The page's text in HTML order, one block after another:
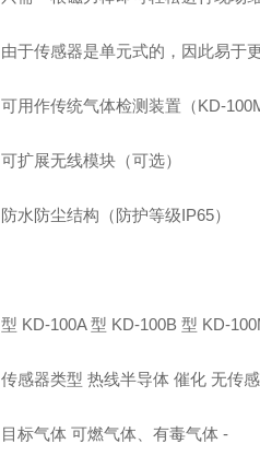
由于传感器是单元式的，因此易于更
可用作传统气体检测装置（KD-
可扩展无线模块（可选）
防水防尘结构（防护等级IP65）
型 KD-100A 型 KD-100B 型 KD-
传感器类型 热线半导体 催化 无传
目标气体 可燃气体、有毒气体 -